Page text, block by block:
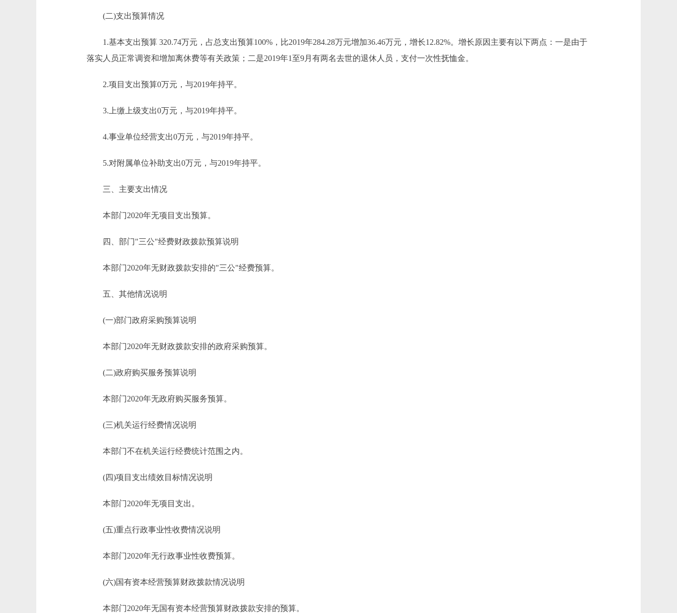
(二)支出预算情况
1.基本支出预算 320.74万元，占总支出预算100%，比2019年284.28万元增加36.46万元，增长12.82%。增长原因主要有以下两点：一是由于
落实人员正常调资和增加离休费等有关政策；二是2019年1至9月有两名去世的退休人员，支付一次性抚恤金。
2.项目支出预算0万元，与2019年持平。
3.上缴上级支出0万元，与2019年持平。
4.事业单位经营支出0万元，与2019年持平。
5.对附属单位补助支出0万元，与2019年持平。
三、主要支出情况
本部门2020年无项目支出预算。
四、部门"三公"经费财政拨款预算说明
本部门2020年无财政拨款安排的"三公"经费预算。
五、其他情况说明
(一)部门政府采购预算说明
本部门2020年无财政拨款安排的政府采购预算。
(二)政府购买服务预算说明
本部门2020年无政府购买服务预算。
(三)机关运行经费情况说明
本部门不在机关运行经费统计范围之内。
(四)项目支出绩效目标情况说明
本部门2020年无项目支出。
(五)重点行政事业性收费情况说明
本部门2020年无行政事业性收费预算。
(六)国有资本经营预算财政拨款情况说明
本部门2020年无国有资本经营预算财政拨款安排的预算。